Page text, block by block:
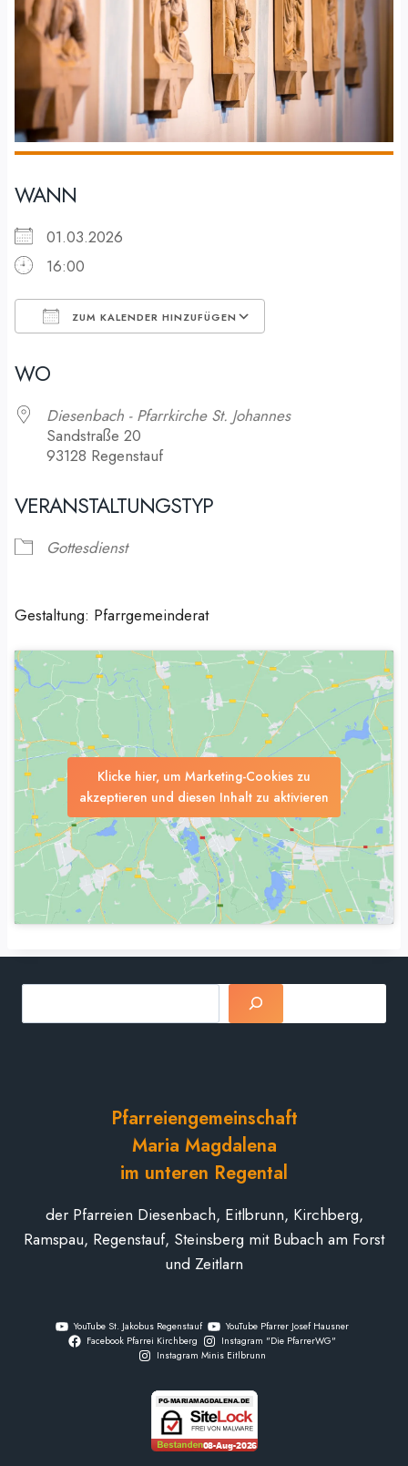
WANN
01.03.2026
16:00
ZUM KALENDER HINZUFÜGEN
WO
Diesenbach - Pfarrkirche St. Johannes
Sandstraße 20
93128 Regenstauf
VERANSTALTUNGSTYP
Gottesdienst
Gestaltung: Pfarrgemeinderat
Klicke hier, um Marketing-Cookies zu
akzeptieren und diesen Inhalt zu aktivieren
Suchen
Pfarreiengemeinschaft
Maria Magdalena
im unteren Regental
der Pfarreien Diesenbach, Eitlbrunn, Kirchberg,
Ramspau, Regenstauf, Steinsberg mit Bubach am Forst
und Zeitlarn
YouTube St. Jakobus Regenstauf
YouTube Pfarrer Josef Hausner
Facebook Pfarrei Kirchberg
Instagram "Die PfarrerWG"
Instagram Minis Eitlbrunn